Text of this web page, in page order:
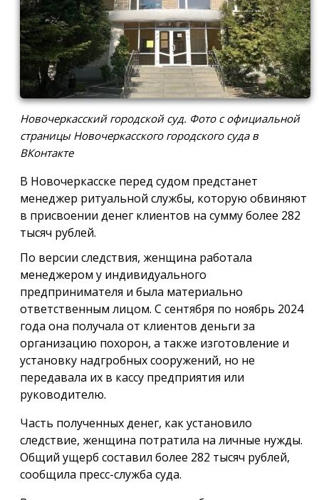
Новочеркасский городской суд. Фото с официальной
страницы Новочеркасского городского суда в
ВКонтакте
В Новочеркасске перед судом предстанет
менеджер ритуальной службы, которую обвиняют
в присвоении денег клиентов на сумму более 282
тысяч рублей.
По версии следствия, женщина работала
менеджером у индивидуального
предпринимателя и была материально
ответственным лицом. С сентября по ноябрь 2024
года она получала от клиентов деньги за
организацию похорон, а также изготовление и
установку надгробных сооружений, но не
передавала их в кассу предприятия или
руководителю.
Часть полученных денег, как установило
следствие, женщина потратила на личные нужды.
Общий ущерб составил более 282 тысяч рублей,
сообщила пресс-служба суда.